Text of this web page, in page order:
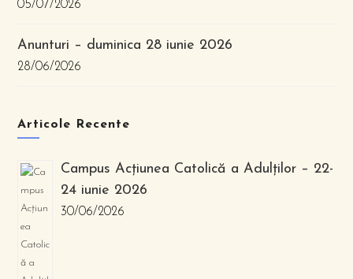
05/07/2026
Anunturi – duminica 28 iunie 2026
28/06/2026
Articole Recente
Campus Acțiunea Catolică a Adulților – 22-
24 iunie 2026
30/06/2026